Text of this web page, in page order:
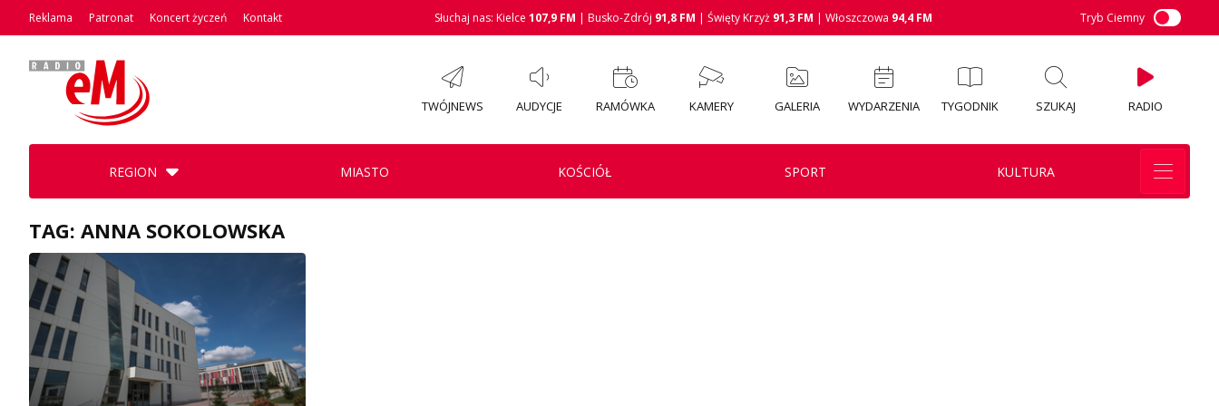
Reklama Patronat Koncert życzeń Kontakt Słuchaj nas: Kielce 107,9 FM | Busko-Zdrój 91,8 FM | Święty Krzyż 91,3 FM | Włoszczowa 94,4 FM Tryb Ciemny
TWÓJNEWS AUDYCJE RAMÓWKA KAMERY GALERIA WYDARZENIA TYGODNIK SZUKAJ RADIO
REGION MIASTO KOŚCIÓŁ SPORT KULTURA
TAG: ANNA SOKOLOWSKA